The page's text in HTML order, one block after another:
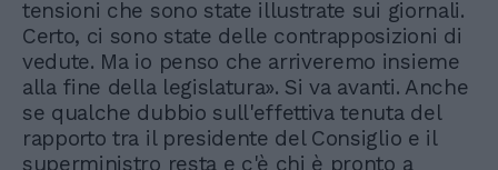
tensioni che sono state illustrate sui giornali.
Certo, ci sono state delle contrapposizioni di
vedute. Ma io penso che arriveremo insieme
alla fine della legislatura». Si va avanti. Anche
se qualche dubbio sull'effettiva tenuta del
rapporto tra il presidente del Consiglio e il
superministro resta e c'è chi è pronto a